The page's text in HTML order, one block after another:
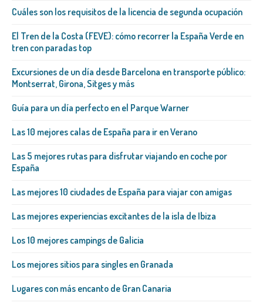
Cuáles son los requisitos de la licencia de segunda ocupación
El Tren de la Costa (FEVE): cómo recorrer la España Verde en
tren con paradas top
Excursiones de un día desde Barcelona en transporte público:
Montserrat, Girona, Sitges y más
Guía para un día perfecto en el Parque Warner
Las 10 mejores calas de España para ir en Verano
Las 5 mejores rutas para disfrutar viajando en coche por
España
Las mejores 10 ciudades de España para viajar con amigas
Las mejores experiencias excitantes de la isla de Ibiza
Los 10 mejores campings de Galicia
Los mejores sitios para singles en Granada
Lugares con más encanto de Gran Canaria